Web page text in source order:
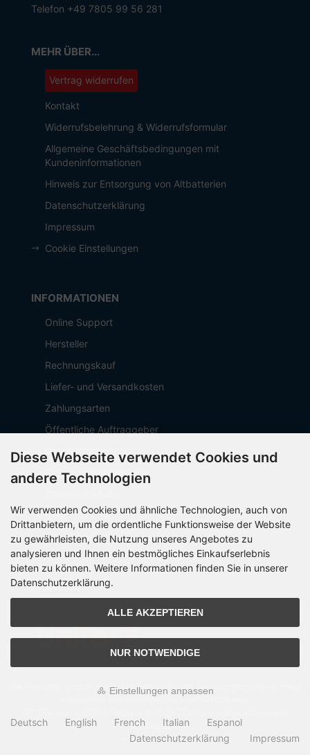
Telefon +49 7805 99 56 281
MEHR ÜBER...
Vertrag widerrufen
Kontakt
Widerrufsbelehrung & Widerrufsformular
Allgemeine Geschäftsbedingungen mit
Kundeninformationen
Hinweis zur Entsorgung von Altbatterien
Datenschutzerklärung
Impressum
Cookie Einstellungen
INFORMATIONEN
Online Support
Hersteller
Rechnungskauf
Liefer- und Versandkosten
Zahlungsarten
Öffentliche Auftraggeber
Geschäftskunden
Beschaffungsplattform
Über OCTO IT
Sitemap
PARTNER
Alle Preise inkl. gesetzl. MwSt. zzgl.Versandkosten
Shopsoftware
ified eCommerce Shopsoftware © 2009-2026
Diese Webseite verwendet Cookies und
andere Technologien
Wir verwenden Cookies und ähnliche Technologien, auch von
Drittanbietern, um die ordentliche Funktionsweise der Website
zu gewährleisten, die Nutzung unseres Angebotes zu
analysieren und Ihnen ein bestmögliches Einkaufserlebnis
bieten zu können. Weitere Informationen finden Sie in unserer
Datenschutzerklärung.
ALLE AKZEPTIEREN
NUR NOTWENDIGE
Einstellungen anpassen
Deutsch English French Italian
Espanol
Datenschutzerklärung
Impressum